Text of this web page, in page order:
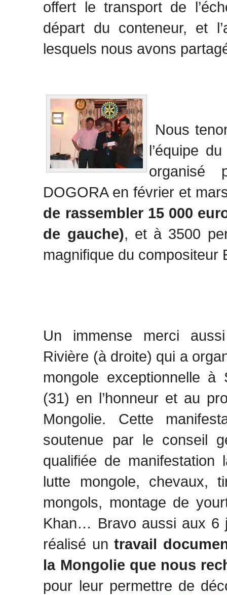
offert le transport de
départ du conteneur, et
lesquels nous avons
Nous
l’équipe
organisé
DOGORA en février et
de rassembler 15 000
de gauche), et à 3500
magnifique du compositeur
Un immense merci
Rivière (à droite) qui a
mongole exceptionnelle à
(31) en l’honneur et au
Mongolie. Cette
soutenue par le conseil
qualifiée de
lutte mongole, chevaux,
mongols, montage de
Khan… Bravo aussi aux 6
réalisé untravail
la Mongolie que nous
pour leur permettre de